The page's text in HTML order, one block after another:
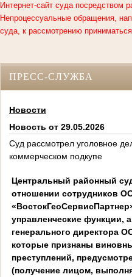
Интернет-сайт суда посредством
Непроцессуальные обращения,
суда, к рассмотрению
ПРЕСС-СЛУЖБА
Новости
Новость от 29.05.2026
Суд рассмотрел уголовное
коммерческом подкупе
Центральный районный
отношении сотрудников
управленческие функции,
генерального директора
которые признаны
преступлений,
(получение лицом,